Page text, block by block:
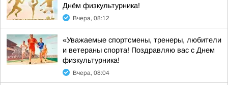
Днём физкультурника!
Вчера, 08:12
«Уважаемые спортсмены, тренеры, любители
и ветераны спорта! Поздравляю вас с Днем
физкультурника!
Вчера, 08:04